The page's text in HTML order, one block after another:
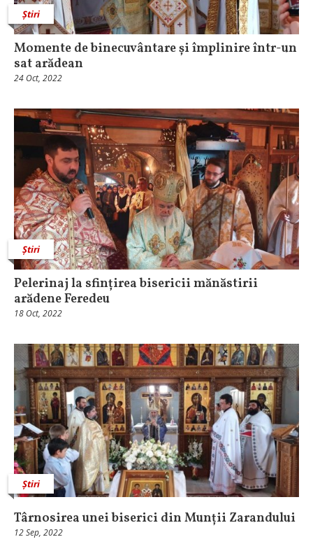
Știri
Momente de binecuvântare și împlinire într-un
sat arădean
24 Oct, 2022
Știri
Pelerinaj la sfințirea bisericii mănăstirii
arădene Feredeu
18 Oct, 2022
Știri
Târnosirea unei biserici din Munții Zarandului
12 Sep, 2022